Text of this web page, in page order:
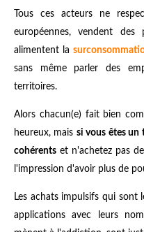
Tous ces acteurs ne
européennes, vendent
alimentent la
sans même parler des
territoires.
Alors chacun(e) fait bien
heureux, mais si vous êtes un
cohérents et n'achetez pas
l'impression d'avoir plus de
Les achats impulsifs qui sont
applications avec leurs